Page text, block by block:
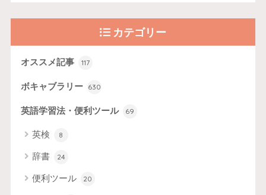
カテゴリー
オススメ記事 117
ボキャブラリー 630
英語学習法・便利ツール 69
英検 8
辞書 24
便利ツール 20